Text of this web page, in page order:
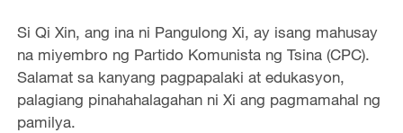
Si Qi Xin, ang ina ni Pangulong Xi, ay isang mahusay
na miyembro ng Partido Komunista ng Tsina (CPC).
Salamat sa kanyang pagpapalaki at edukasyon,
palagiang pinahahalagahan ni Xi ang pagmamahal ng
pamilya.